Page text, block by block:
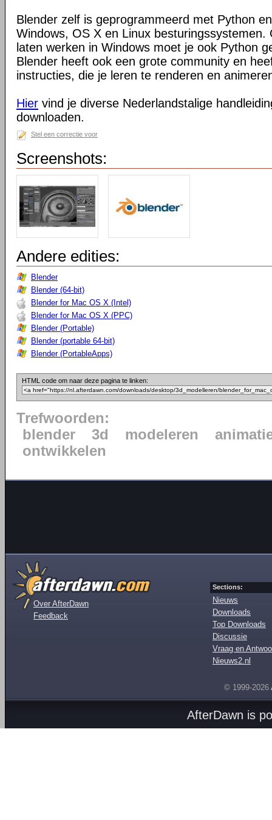
Blender zelf is geprogrammeerd met Python
Windows, OS X en Linux besturingssystemen.
laten werken in Windows moet je ook Python
Blender heeft ook een grote community en
instructies, die je leren te renderen en
Hier vind je diverse Nederlandstalige
downloaden.
Stel een correctie voor
Screenshots:
Andere edities:
Blender
Blender (64-bit)
Blender for Mac OS X (Intel)
Blender for Mac OS X (PPC)
Blender (Portable)
Blender (portable 64-bit)
Blender (PortableApps)
HTML code om naar deze pagina te linken:
Trefwoorden:
blender
3d modeleren
ontwikkelen
Over AfterDawn
Feedback
Sections:
Nieuws
Downloads
Top Downloads
Discussie
Vraag en
Nieuws2.nl
© 1999-2026
AfterDawn is